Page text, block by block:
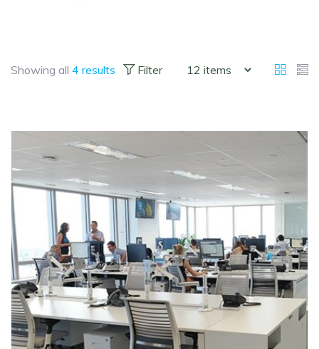
Showing all 4 results Filter